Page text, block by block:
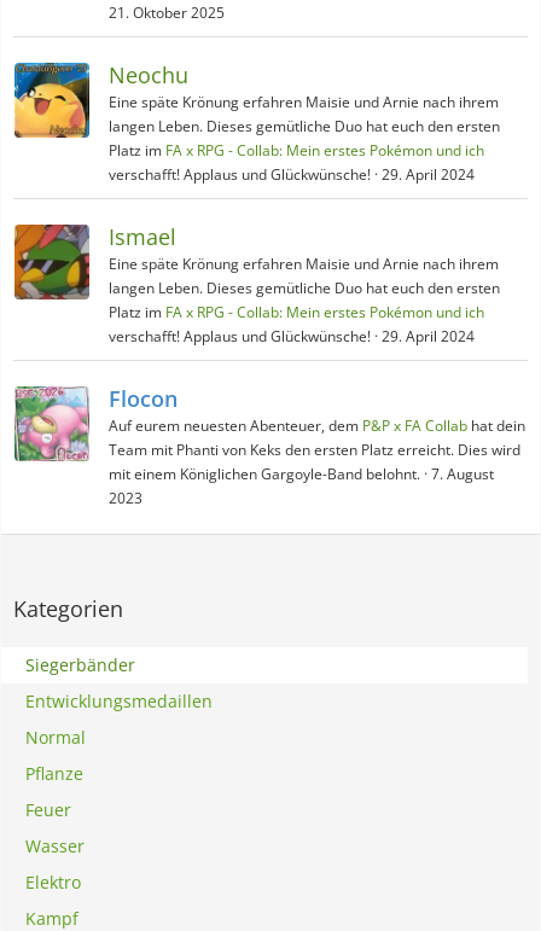
21. Oktober 2025
Neochu
Eine späte Krönung erfahren Maisie und Arnie nach ihrem
langen Leben. Dieses gemütliche Duo hat euch den ersten
Platz im FA x RPG - Collab: Mein erstes Pokémon und ich
verschafft! Applaus und Glückwünsche! 29. April 2024
Ismael
Eine späte Krönung erfahren Maisie und Arnie nach ihrem
langen Leben. Dieses gemütliche Duo hat euch den ersten
Platz im FA x RPG - Collab: Mein erstes Pokémon und ich
verschafft! Applaus und Glückwünsche! 29. April 2024
Flocon
Auf eurem neuesten Abenteuer, dem P&P x FA Collab hat dein
Team mit Phanti von Keks den ersten Platz erreicht. Dies wird
mit einem Königlichen Gargoyle-Band belohnt. 7. August
2023
Kategorien
Siegerbänder
Entwicklungsmedaillen
Normal
Pflanze
Feuer
Wasser
Elektro
Kampf